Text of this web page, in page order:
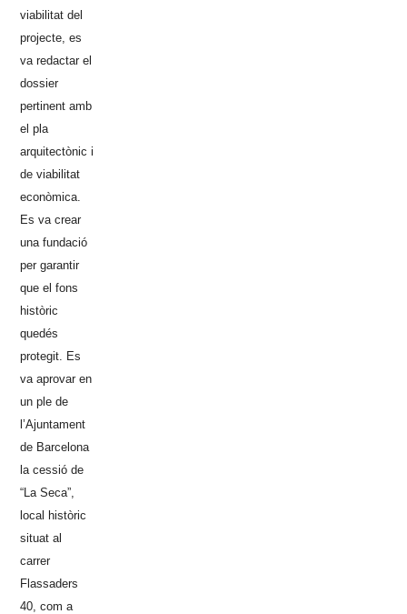
viabilitat del
projecte, es
va redactar el
dossier
pertinent amb
el pla
arquitectònic i
de viabilitat
econòmica.
Es va crear
una fundació
per garantir
que el fons
històric
quedés
protegit. Es
va aprovar en
un ple de
l’Ajuntament
de Barcelona
la cessió de
“La Seca”,
local històric
situat al
carrer
Flassaders
40, com a